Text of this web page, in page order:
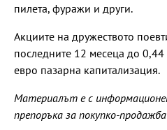
пилета, фуражи и други.
Акциите на дружеството
последните 12 месеца до
евро пазарна капитализация.
Материалът е с
препоръка за покупко-